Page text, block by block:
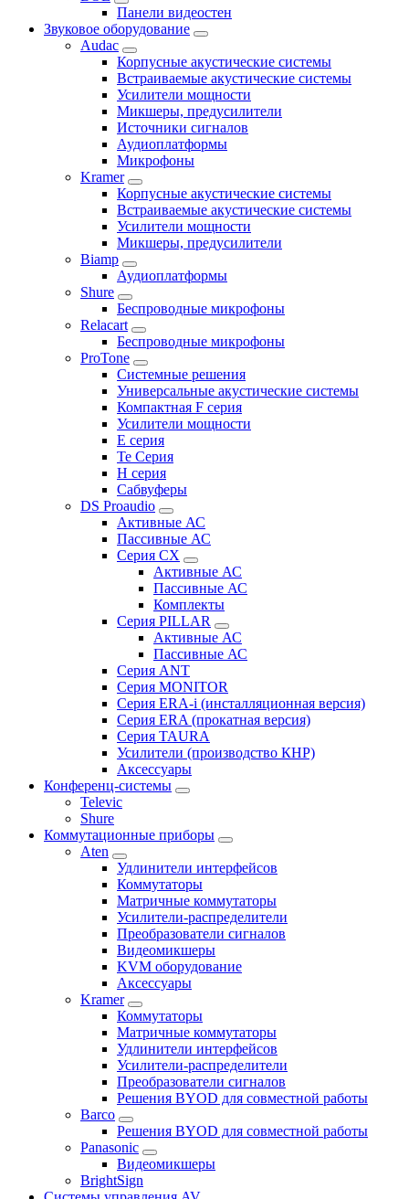
Панели видеостен
Звуковое оборудование
Audac
Корпусные акустические системы
Встраиваемые акустические системы
Усилители мощности
Микшеры, предусилители
Источники сигналов
Аудиоплатформы
Микрофоны
Kramer
Корпусные акустические системы
Встраиваемые акустические системы
Усилители мощности
Микшеры, предусилители
Biamp
Аудиоплатформы
Shure
Беспроводные микрофоны
Relacart
Беспроводные микрофоны
ProTone
Системные решения
Универсальные акустические системы
Компактная F серия
Усилители мощности
E серия
Te Серия
H серия
Сабвуферы
DS Proaudio
Активные АС
Пассивные АС
Серия CX
Активные АС
Пассивные АС
Комплекты
Серия PILLAR
Активные АС
Пассивные АС
Серия ANT
Серия MONITOR
Серия ERA-i (инсталляционная версия)
Серия ERA (прокатная версия)
Серия TAURA
Усилители (производство КНР)
Аксессуары
Конференц-системы
Televic
Shure
Коммутационные приборы
Aten
Удлинители интерфейсов
Коммутаторы
Матричные коммутаторы
Усилители-распределители
Преобразователи сигналов
Видеомикшеры
KVM оборудование
Аксессуары
Kramer
Коммутаторы
Матричные коммутаторы
Удлинители интерфейсов
Усилители-распределители
Преобразователи сигналов
Решения BYOD для совместной работы
Barco
Решения BYOD для совместной работы
Panasonic
Видеомикшеры
BrightSign